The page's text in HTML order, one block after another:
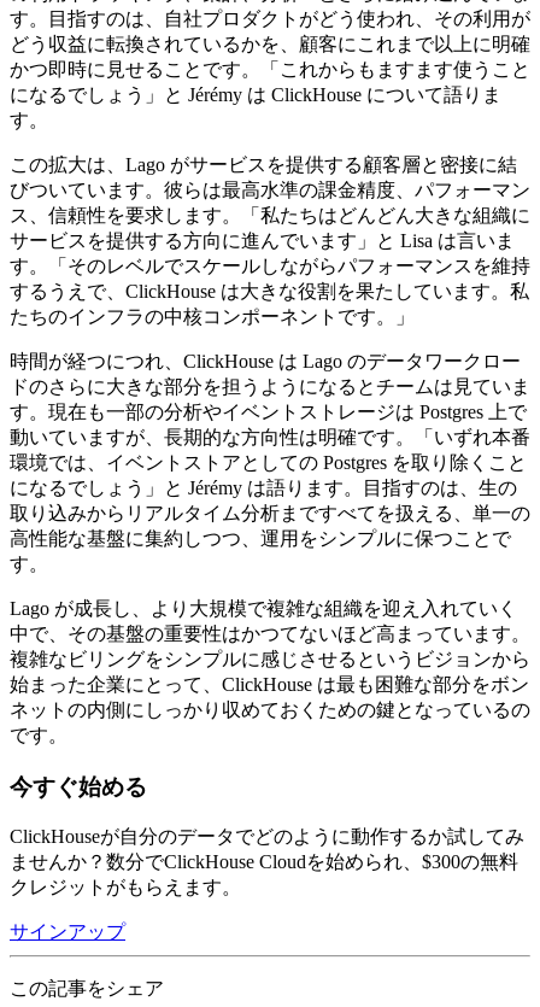
す。目指すのは、自社プロダクトがどう使われ、その利用が
どう収益に転換されているかを、顧客にこれまで以上に明確
かつ即時に見せることです。「これからもますます使うこと
になるでしょう」と Jérémy は ClickHouse について語りま
す。
この拡大は、Lago がサービスを提供する顧客層と密接に結
びついています。彼らは最高水準の課金精度、パフォーマン
ス、信頼性を要求します。「私たちはどんどん大きな組織に
サービスを提供する方向に進んでいます」と Lisa は言いま
す。「そのレベルでスケールしながらパフォーマンスを維持
するうえで、ClickHouse は大きな役割を果たしています。私
たちのインフラの中核コンポーネントです。」
時間が経つにつれ、ClickHouse は Lago のデータワークロー
ドのさらに大きな部分を担うようになるとチームは見ていま
す。現在も一部の分析やイベントストレージは Postgres 上で
動いていますが、長期的な方向性は明確です。「いずれ本番
環境では、イベントストアとしての Postgres を取り除くこと
になるでしょう」と Jérémy は語ります。目指すのは、生の
取り込みからリアルタイム分析まですべてを扱える、単一の
高性能な基盤に集約しつつ、運用をシンプルに保つことで
す。
Lago が成長し、より大規模で複雑な組織を迎え入れていく
中で、その基盤の重要性はかつてないほど高まっています。
複雑なビリングをシンプルに感じさせるというビジョンから
始まった企業にとって、ClickHouse は最も困難な部分をボン
ネットの内側にしっかり収めておくための鍵となっているの
です。
今すぐ始める
ClickHouseが自分のデータでどのように動作するか試してみ
ませんか？数分でClickHouse Cloudを始められ、$300の無料
クレジットがもらえます。
サインアップ
この記事をシェア